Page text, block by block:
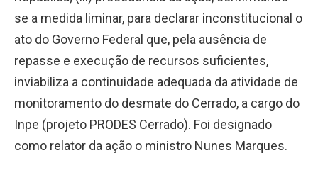
se a medida liminar, para declarar inconstitucional o
ato do Governo Federal que, pela ausência de
repasse e execução de recursos suficientes,
inviabiliza a continuidade adequada da atividade de
monitoramento do desmate do Cerrado, a cargo do
Inpe (projeto PRODES Cerrado). Foi designado
como relator da ação o ministro Nunes Marques.